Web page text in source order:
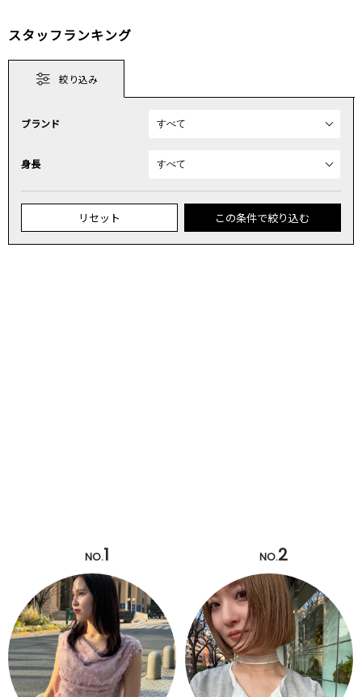
スタッフランキング
絞り込み
ブランド
身長
リセット この条件で絞り込む
NO.1 NO.2